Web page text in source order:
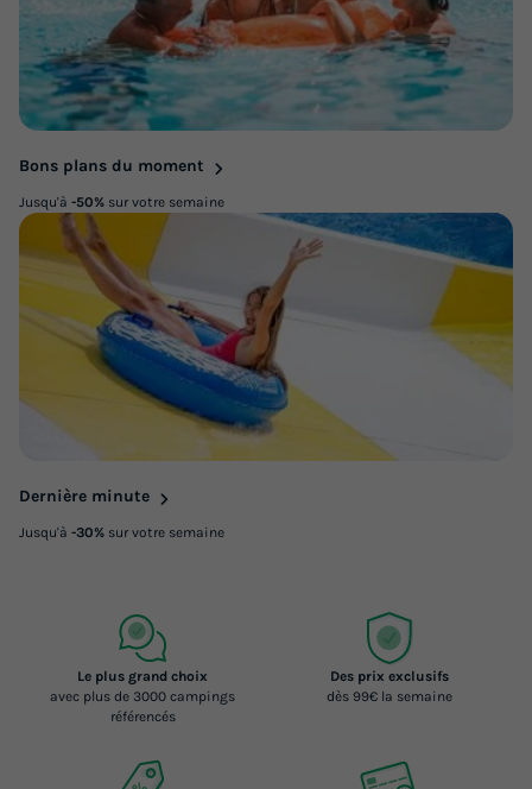
Bons plans du moment
Jusqu'à -50% sur votre semaine
Dernière minute
Jusqu'à -30% sur votre semaine
Le plus grand choix
avec plus de 3000 campings
référencés
Des prix exclusifs
dès 99€ la semaine